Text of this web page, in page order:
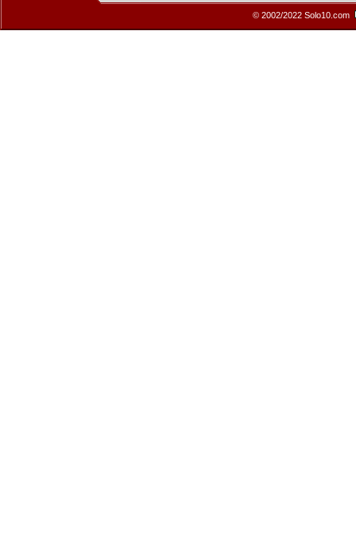
© 2002/2022 Solo10.com